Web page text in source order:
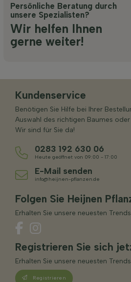
Persönliche Beratung durch
unsere Spezialisten?
Wir helfen Ihnen
gerne weiter!
Kundenservice
Benötigen Sie Hilfe bei Ihrer
Auswahl des richtigen Baumes
Wir sind für Sie da!
0283 192 630 06
Heute geöffnet von 09:00 - 17:00
E-Mail senden
info@heijnen-pflanzen.de
Folgen Sie Heijnen
Erhalten Sie unsere neuesten
Registrieren Sie sich
Erhalten Sie unsere neuesten
Registrieren